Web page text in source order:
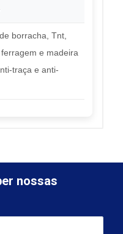
borracha, Tnt,
e madeira
traça e anti-
nossas